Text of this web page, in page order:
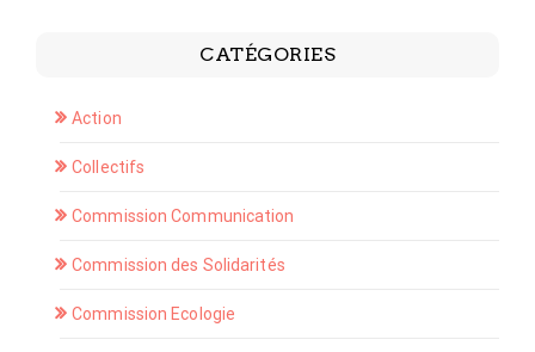
CATÉGORIES
Action
Collectifs
Commission Communication
Commission des Solidarités
Commission Ecologie